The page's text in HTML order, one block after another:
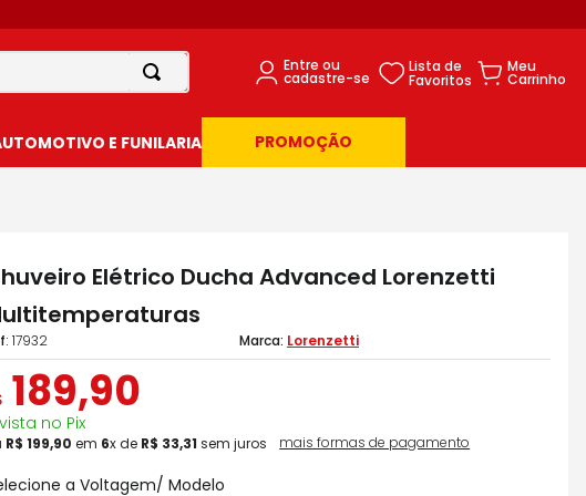
E FUNILARIA PROMOÇÃO
Elétrico Ducha Advanced Lorenzetti
: 17932 Lorenzetti
189,90
no Pix
R$ 199,90 em 6x de R$ 33,31 sem juros mais formas de pagamento
a Voltagem/ Modelo